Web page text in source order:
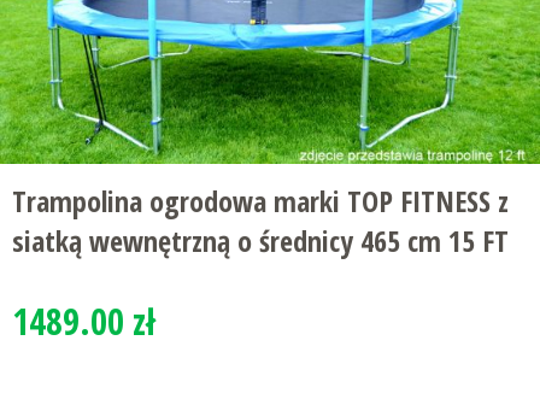
Trampolina ogrodowa marki TOP FITNESS z
siatką wewnętrzną o średnicy 465 cm 15 FT
1489.00 zł